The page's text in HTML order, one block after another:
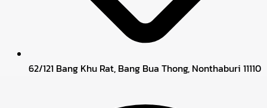
62/121 Bang Khu Rat, Bang Bua Thong, Nonthaburi 11110